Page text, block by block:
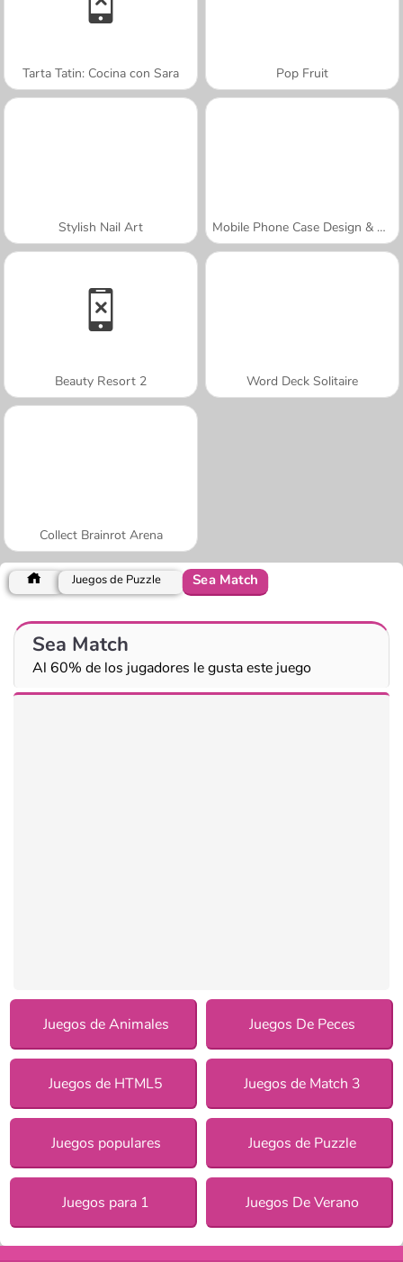
Tarta Tatin: Cocina con Sara Pop Fruit
Stylish Nail Art Mobile Phone Case Design & DIY
Beauty Resort 2 Word Deck Solitaire
Collect Brainrot Arena
Juegos de Puzzle Sea Match
Sea Match
Al 60% de los jugadores le gusta este juego
Juegos de Animales Juegos De Peces
Juegos de HTML5 Juegos de Match 3
Juegos populares Juegos de Puzzle
Juegos para 1 Juegos De Verano